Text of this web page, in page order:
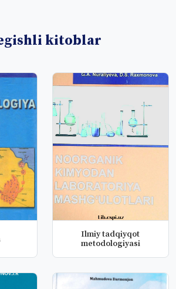
kitoblar
Ilmiy tadqiyqot
metodologiyasi